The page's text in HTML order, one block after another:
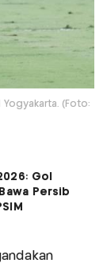
(Foto:
Gol
Persib